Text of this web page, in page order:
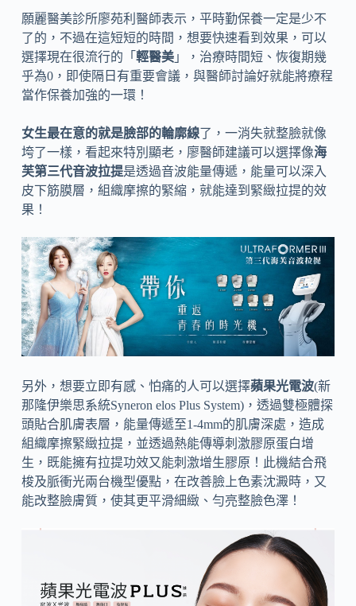
願麗醫美診所廖苑利醫師表示，平時勤保養一定是少不
了的，不過在這短短的時間，想要快速看到效果，可以
選擇現在很流行的「 輕醫美」，治療時間短、恢復期幾
乎為0，即使隔日有重要會議，與醫師討論好就能將療程
當作保養加強的一環！
女生最在意的就是臉部的輪廓線了，一消失就整臉就像
垮了一樣，看起來特別顯老，廖醫師建議可以選擇像海
芙第三代音波拉提是透過音波能量傳遞，能量可以深入
皮下筋膜層，組織摩擦的緊縮，就能達到緊緻拉提的效
果！
另外，想要立即有感、怕痛的人可以選擇蘋果光電波(新
那隆伊樂思系統Syneron elos Plus System)，透過雙極體探
頭貼合肌膚表層，能量傳遞至1-4mm的肌膚深處，造成
組織摩擦緊緻拉提，並透過熱能傳導刺激膠原蛋白增
生，既能擁有拉提功效又能刺激增生膠原！此機結合飛
梭及脈衝光兩台機型優點，在改善臉上色素沈澱時，又
能改整臉膚質，使其更平滑細緻、勻亮整臉色澤！